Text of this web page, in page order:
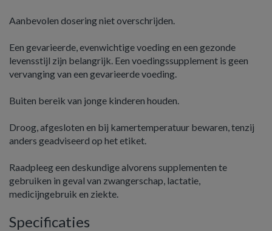
Aanbevolen dosering niet overschrijden.
Een gevarieerde, evenwichtige voeding en een gezonde
levensstijl zijn belangrijk. Een voedingssupplement is geen
vervanging van een gevarieerde voeding.
Buiten bereik van jonge kinderen houden.
Droog, afgesloten en bij kamertemperatuur bewaren, tenzij
anders geadviseerd op het etiket.
Raadpleeg een deskundige alvorens supplementen te
gebruiken in geval van zwangerschap, lactatie,
medicijngebruik en ziekte.
Specificaties